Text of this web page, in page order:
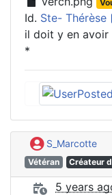
Id. Ste- Thérèse
il doit y en avoir
*
S_Marcotte
Vétéran Créateur
5 years